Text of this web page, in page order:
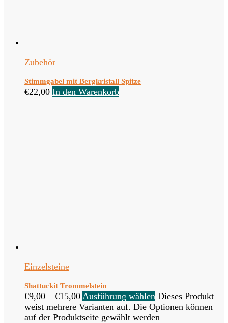
Zubehör
Stimmgabel mit Bergkristall Spitze
€22,00 In den Warenkorb
Einzelsteine
Shattuckit Trommelstein
€9,00 – €15,00 Ausführung wählen Dieses Produkt
weist mehrere Varianten auf. Die Optionen können
auf der Produktseite gewählt werden